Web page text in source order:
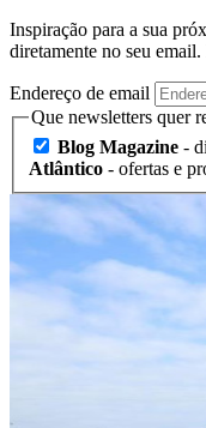
Inspiração para a sua
diretamente no seu
Endereço de email
Que newsletters quer
Blog Magazine -
Atlântico - ofertas e